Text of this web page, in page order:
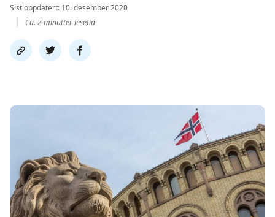
Sist oppdatert: 10. desember 2020
Ca. 2 minutter lesetid
Del
link
Del
på
Del
på